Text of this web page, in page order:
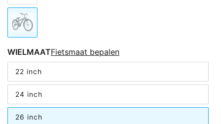
WIELMAATFietsmaat bepalen
22 inch
24 inch
26 inch